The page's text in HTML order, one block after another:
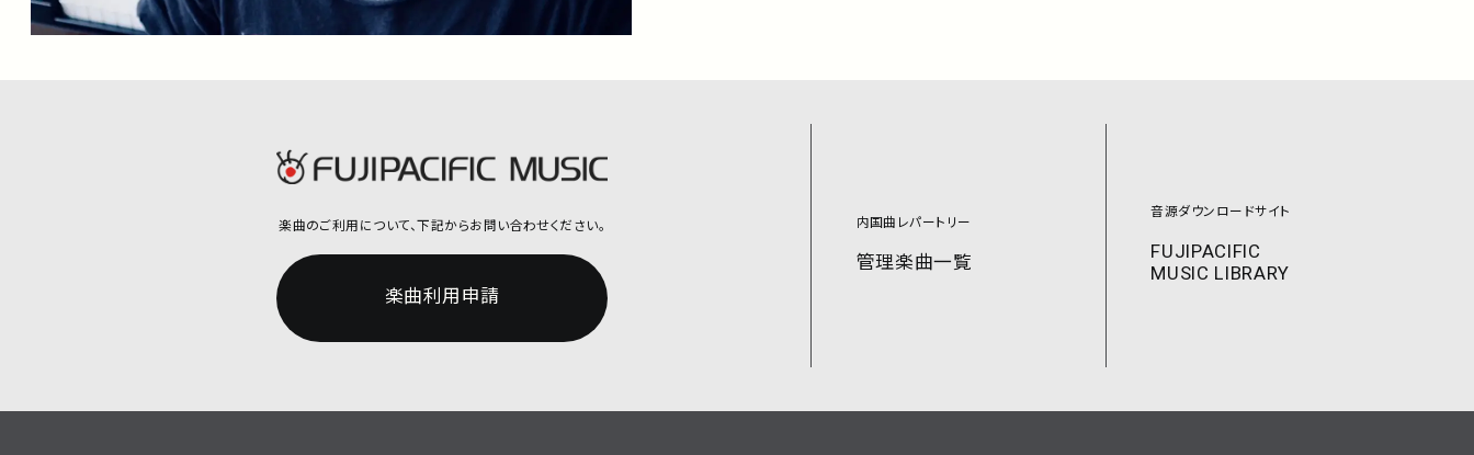
楽曲のご利用について、下記からお問い合わせください。
楽曲利用申請
内国曲レパートリー
管理楽曲一覧
音源ダウンロードサイト
FUJIPACIFIC
MUSIC LIBRARY